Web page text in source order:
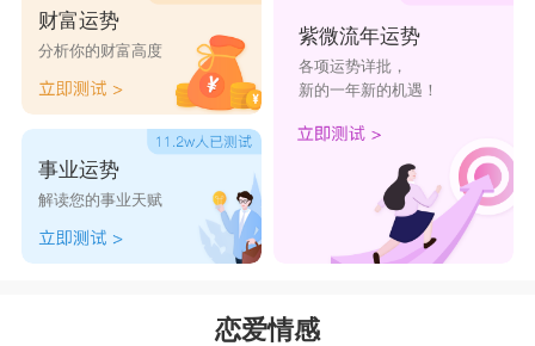
财富运势
分析你的财富高度
事业运势
解读您的事业天赋
紫微流年运势
各项运势详批，
新的一年新的机遇！
恋爱情感